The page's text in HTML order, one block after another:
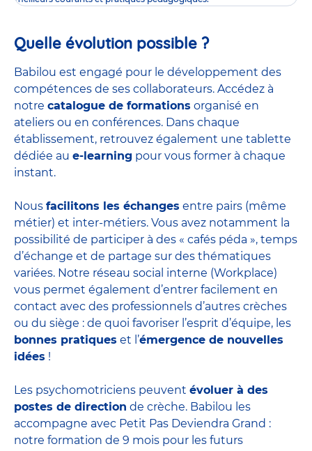
Quelle évolution possible ?
Babilou est engagé pour le développement des
compétences de ses collaborateurs. Accédez à
notre catalogue de formations organisé en
ateliers ou en conférences. Dans chaque
établissement, retrouvez également une tablette
dédiée au e-learning pour vous former à chaque
instant.
Nous facilitons les échanges entre pairs (même
métier) et inter-métiers. Vous avez notamment la
possibilité de participer à des « cafés péda », temps
d’échange et de partage sur des thématiques
variées. Notre réseau social interne (Workplace)
vous permet également d’entrer facilement en
contact avec des professionnels d’autres crèches
ou du siège : de quoi favoriser l’esprit d’équipe, les
bonnes pratiques et l’émergence de nouvelles
idées !
Les psychomotriciens peuvent évoluer à des
postes de direction de crèche. Babilou les
accompagne avec Petit Pas Deviendra Grand :
notre formation de 9 mois pour les futurs